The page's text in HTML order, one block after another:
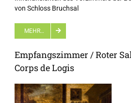
von Schloss Bruchsal
MEHR…
Empfangszimmer / Roter
Corps de Logis